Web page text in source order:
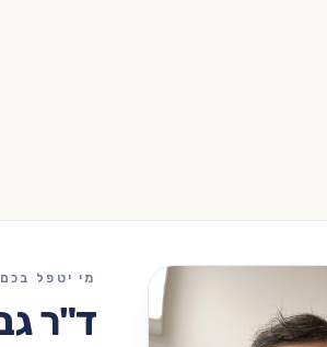
מי יטפל בכם
ד"ר